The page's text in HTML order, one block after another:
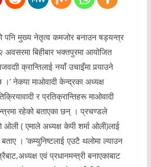
पनि मुख्य नेतृत्व कमजोर बनाउन षड्यन्त्र
बिहीबार भक्तपुरमा आयोजित
क्रान्तिलाई नयाँ उचाइँमा पर्‍याउने
नेकपा माओवादी केन्द्रका अध्यक्ष
र प्रतिक्रान्तिहरू माओवादी
रहेको बताएका छन् । प्रचण्डले
ओली ( एमाले अध्यक्ष केपी शर्मा ओली)लाई
बताए । ‘कम्युनिष्टलाई एउटै थलोमा ल्याउन
एवं प्रधानमन्त्री बनाएकाबाट